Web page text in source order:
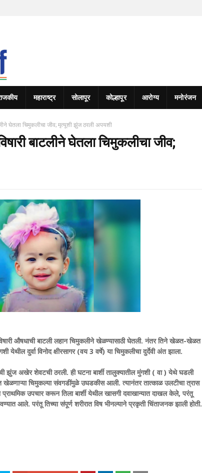
महाराष्ट्र सोलापूर कोल्हापूर आरोग्य मनोरंजन
घेतला चिमुकलीचा जीव; मृत्‍यूशी झुंज ठरली अपयशी
बाटलीने घेतला चिमुकलीचा जीव;
औषधाची बाटली लहान चिमुकलीने खेळण्यासाठी घेतली. नंतर तिने खेळत-खेळत
येथील दुर्वा विनोद क्षीरसागर (वय 3 वर्षे) या चिमुकलीचा दुर्देवी अंत झाला.
झुंज अखेर शेवटची ठरली. ही घटना बार्शी तालुक्यातील मुंगशी ( वा ) येथे घडली
चिमुकल्‍या संवगडींमुळे उघडकीस आली. त्यानंतर तात्काळ उलटीचा त्रास
प्राथमिक उपचार करून तिला बार्शी येथील खासगी दवाखान्यात दाखल केले, परंतू
आले. परंतू तिच्या संपूर्ण शरीरात विष भीनल्याने प्रकृती चिंताजनक झाली होती.